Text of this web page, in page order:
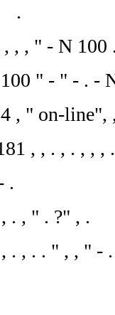
.
, , " - N 100
" - " - . -
, " on-line",
, , . , . , , ,
.
. , " . ?" , .
. , . . " , , " -